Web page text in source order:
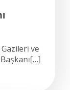
ve